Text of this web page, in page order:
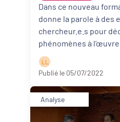
quartiers
Dans ce nouveau
donne la parole à des
chercheur.e.s pour
phénomènes à
territoires. Ainsi, nous
L L
Publié le 05/07/2022
Analyse